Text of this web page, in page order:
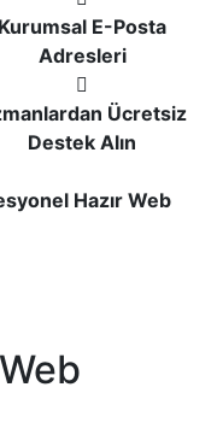
Kurumsal E-Posta
Adresleri
Ücretsiz
Destek Alın
Hazır Web